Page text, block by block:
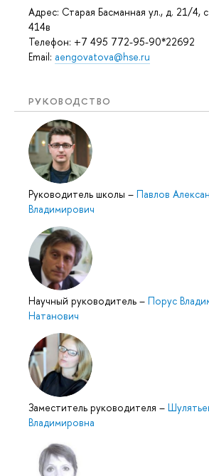
Адрес: Старая Басманная ул., д. 21/4,
414в
Телефон: +7 495 772-95-90*22692
Email: aengovatova@hse.ru
РУКОВОДСТВО
Руководитель школы – Павлов
Владимирович
Научный руководитель – Порус
Натанович
Заместитель руководителя –
Владимировна